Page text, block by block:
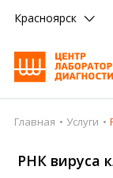
Красноярск
Главная
Анализы
Главная Услуги
РНК вируса